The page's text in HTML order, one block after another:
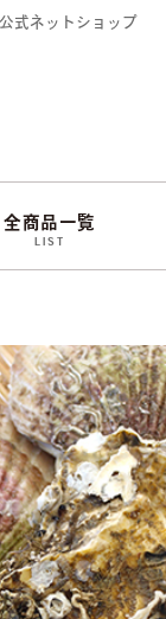
式ネットショップ
全商品一覧
LIST